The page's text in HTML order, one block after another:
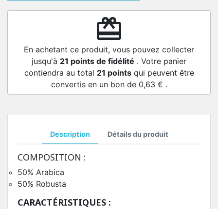
redeem
En achetant ce produit, vous pouvez collecter
jusqu'à 21 points de fidélité . Votre panier
contiendra au total 21 pointsqui peuvent être
convertis en un bon de 0,63 € .
Description Détails du produit
COMPOSITION :
50% Arabica
50% Robusta
CARACTÉRISTIQUES :